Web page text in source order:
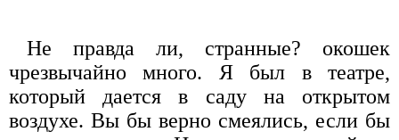
Не правда ли, странные? окошек
чрезвычайно много. Я был в театре,
который дается в саду на открытом
воздухе. Вы бы верно смеялись, если бы